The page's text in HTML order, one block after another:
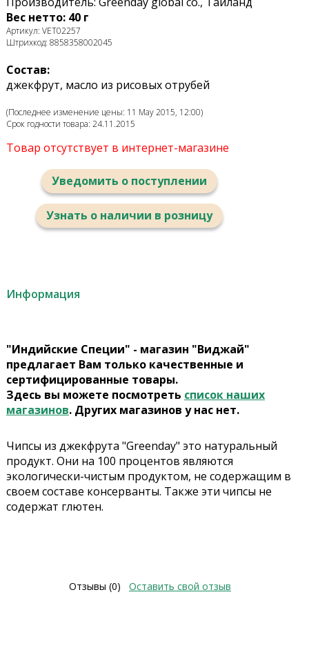
Вес нетто: 40 г
Артикул: VET02257
Штрихкод: 8858358002045
Состав:
джекфрут, масло из рисовых отрубей
(Последнее изменение цены: 11 May 2015, 12:00)
Срок годности товара: 24.11.2015
Товар отсутствует в интернет-магазине
Уведомить о поступлении
Узнать о наличии в розницу
Информация
"Индийские Специи" - магазин "Виджай"
предлагает Вам только качественные и
сертифицированные товары.
Здесь вы можете посмотреть список наших
магазинов. Других магазинов у нас нет.
Чипсы из джекфрута "Greenday" это натуральный
продукт. Они на 100 процентов являются
экологически-чистым продуктом, не содержащим в
своем составе консерванты. Также эти чипсы не
содержат глютен.
Отзывы (0) Оставить свой отзыв